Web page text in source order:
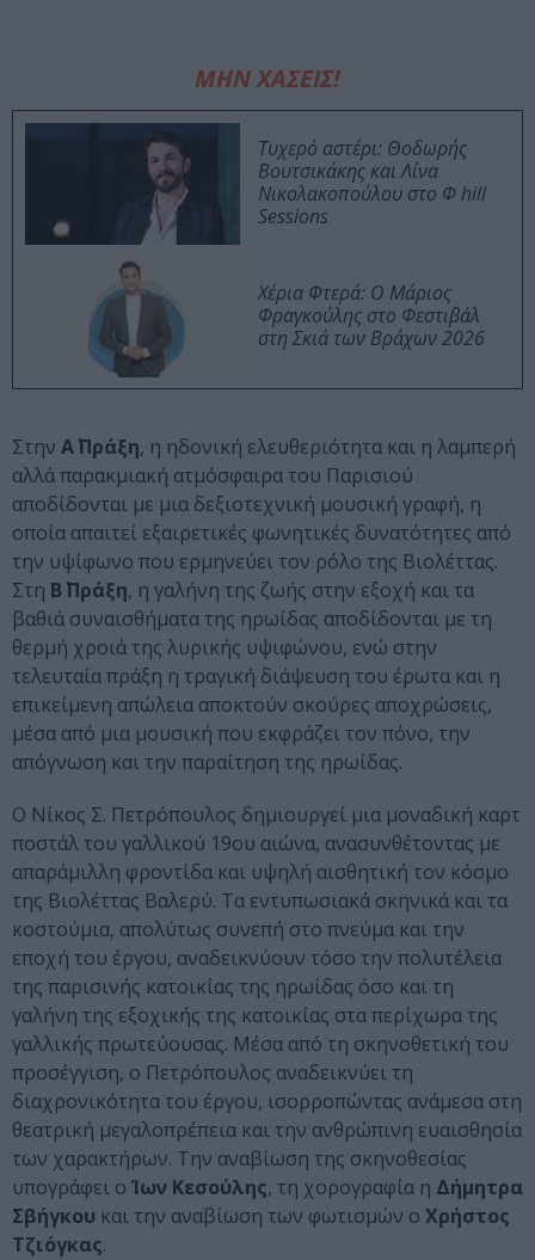
ΜΗΝ ΧΑΣΕΙΣ!
Τυχερό αστέρι: Θοδωρής
Βουτσικάκης και Λίνα
Νικολακοπούλου στο Φ hill
Sessions
Χέρια Φτερά: Ο Μάριος
Φραγκούλης στο Φεστιβάλ
στη Σκιά των Βράχων 2026
Στην Α΄ Πράξη, η ηδονική ελευθεριότητα και η λαμπερή
αλλά παρακμιακή ατμόσφαιρα του Παρισιού
αποδίδονται με μια δεξιοτεχνική μουσική γραφή, η
οποία απαιτεί εξαιρετικές φωνητικές δυνατότητες από
την υψίφωνο που ερμηνεύει τον ρόλο της Βιολέττας.
Στη Β΄ Πράξη, η γαλήνη της ζωής στην εξοχή και τα
βαθιά συναισθήματα της ηρωίδας αποδίδονται με τη
θερμή χροιά της λυρικής υψιφώνου, ενώ στην
τελευταία πράξη η τραγική διάψευση του έρωτα και η
επικείμενη απώλεια αποκτούν σκούρες αποχρώσεις,
μέσα από μια μουσική που εκφράζει τον πόνο, την
απόγνωση και την παραίτηση της ηρωίδας.
Ο Νίκος Σ. Πετρόπουλος δημιουργεί μια μοναδική καρτ
ποστάλ του γαλλικού 19ου αιώνα, ανασυνθέτοντας με
απαράμιλλη φροντίδα και υψηλή αισθητική τον κόσμο
της Βιολέττας Βαλερύ. Τα εντυπωσιακά σκηνικά και τα
κοστούμια, απολύτως συνεπή στο πνεύμα και την
εποχή του έργου, αναδεικνύουν τόσο την πολυτέλεια
της παρισινής κατοικίας της ηρωίδας όσο και τη
γαλήνη της εξοχικής της κατοικίας στα περίχωρα της
γαλλικής πρωτεύουσας. Μέσα από τη σκηνοθετική του
προσέγγιση, ο Πετρόπουλος αναδεικνύει τη
διαχρονικότητα του έργου, ισορροπώντας ανάμεσα στη
θεατρική μεγαλοπρέπεια και την ανθρώπινη ευαισθησία
των χαρακτήρων. Την αναβίωση της σκηνοθεσίας
υπογράφει ο Ίων Κεσούλης, τη χορογραφία η Δήμητρα
Σβήγκου και την αναβίωση των φωτισμών ο Χρήστος
Τζιόγκας.